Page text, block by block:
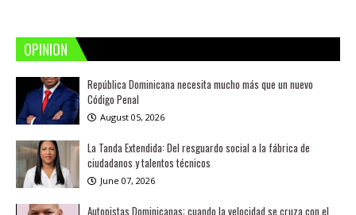
OPINION
República Dominicana necesita mucho más que un nuevo
Código Penal
August 05, 2026
La Tanda Extendida: Del resguardo social a la fábrica de
ciudadanos y talentos técnicos
June 07, 2026
Autopistas Dominicanas: cuando la velocidad se cruza con el